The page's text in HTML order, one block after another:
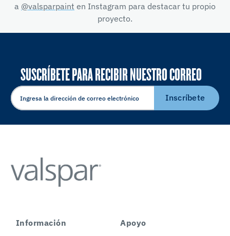
a @valsparpaint en Instagram para destacar tu propio
proyecto.
SUSCRÍBETE PARA RECIBIR NUESTRO CORREO
ELECTRÓNICO
Inscríbete
Información
Apoyo